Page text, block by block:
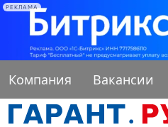
РЕКЛАМА
Компания Вакансии